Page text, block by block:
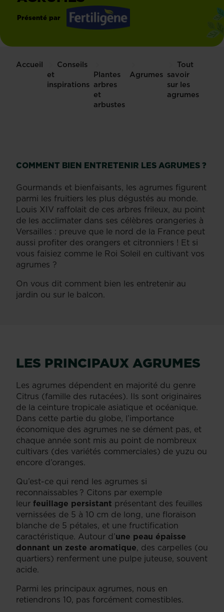
Présenté par
Accueil
Conseils
et
inspirations
Plantes
arbres
et
arbustes
Agrumes
Tout
savoir
sur les
agrumes
COMMENT BIEN ENTRETENIR LES AGRUMES ?
Gourmands et bienfaisants, les agrumes figurent
parmi les fruitiers les plus dégustés au monde.
Louis XIV raffolait de ces arbres frileux, au point
de les acclimater dans ses célèbres orangeries à
Versailles : preuve que le nord de la France peut
aussi profiter des orangers et citronniers ! Et si
vous faisiez comme le Roi Soleil en cultivant vos
agrumes ?
On vous dit comment bien les entretenir au
jardin ou sur le balcon.
LES PRINCIPAUX AGRUMES
Les agrumes dépendent en majorité du genre
Citrus (famille des rutacées). Ils sont originaires
de la ceinture tropicale asiatique et océanique.
Dans cette partie du globe, l’importance
économique des agrumes ne se dément pas, et
chaque année sont mis au point de nombreux
cultivars (des variétés commerciales) de yuzu ou
encore d’oranges.
Qu’est-ce qui rend les agrumes si
reconnaissables ? Citons par exemple
leur feuillage persistant présentant des feuilles
vernissées de 5 à 10 cm de long, une floraison
blanche de 5 pétales, et une fructification
caractéristique. Autour d’une peau épaisse
donnant un zeste aromatique, des carpelles (ou
quartiers) renferment une pulpe juteuse, souvent
acide.
Parmi les principaux agrumes, nous en
retiendrons 10, pas forcément comestibles.